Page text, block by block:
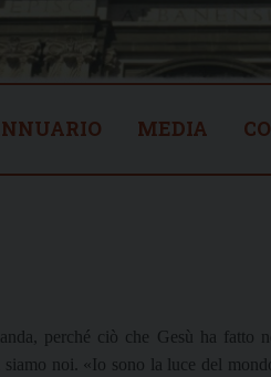
MEDIA
perché ciò che Gesù ha fatto
noi. «Io sono la luce del